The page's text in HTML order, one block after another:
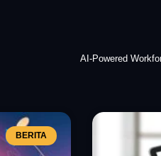
AI-Powered
BERITA